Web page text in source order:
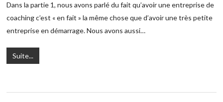
Dans la partie 1, nous avons parlé du fait qu’avoir une entreprise de
coaching c’est « en fait » la même chose que d’avoir une très petite
entreprise en démarrage. Nous avons aussi…
Suite...